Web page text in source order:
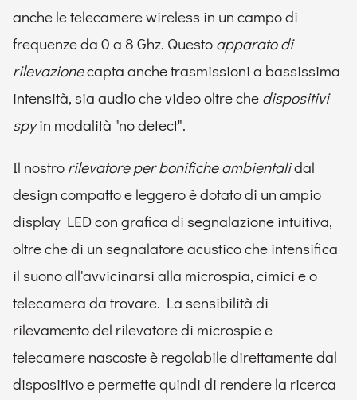
anche le telecamere wireless in un campo di
frequenze da 0 a 8 Ghz. Questo apparato di
rilevazionecapta anche trasmissioni a bassissima
intensità, sia audio che video oltre che dispositivi
spyin modalità "no detect".
Il nostro rilevatore per bonifiche ambientalidal
design compatto e leggero è dotato di un ampio
display LED con grafica di segnalazione intuitiva,
oltre che di un segnalatore acustico che intensifica
il suono all'avvicinarsi alla microspia, cimici e o
telecamera da trovare. La sensibilità di
rilevamento del rilevatore di microspie e
telecamere nascoste è regolabile direttamente dal
dispositivo e permette quindi di rendere la ricerca